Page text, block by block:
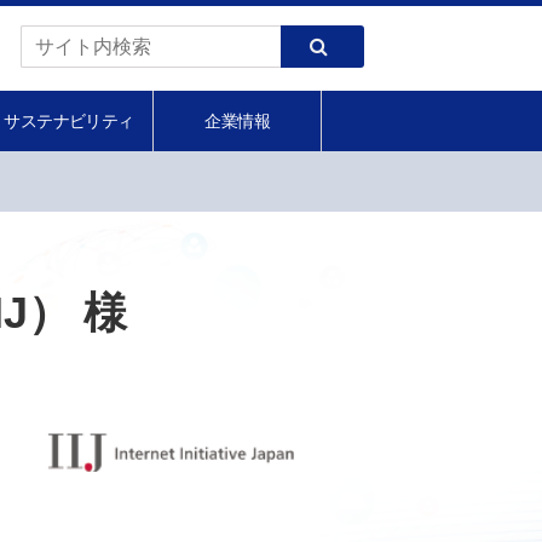
サステナビリティ 企業情報
） 様